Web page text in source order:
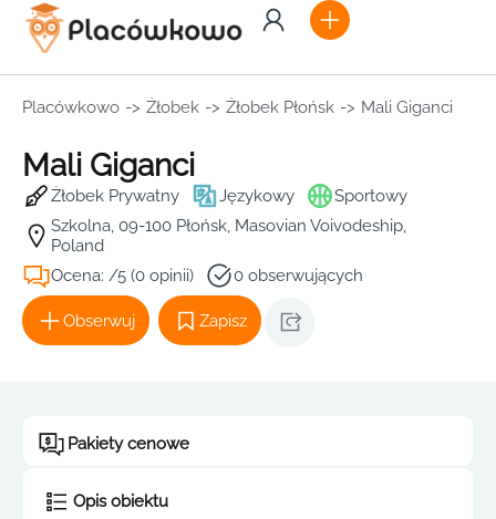
Placówkowo -> Żłobek -> Żłobek Płońsk -> Mali Giganci
Mali Giganci
Żłobek Prywatny Językowy
Sportowy
Szkolna, 09-100 Płońsk, Masovian Voivodeship,
Poland
Ocena: /5 (0 opinii)
0 obserwujących
Obserwuj Zapisz
Pakiety cenowe
Opis obiektu